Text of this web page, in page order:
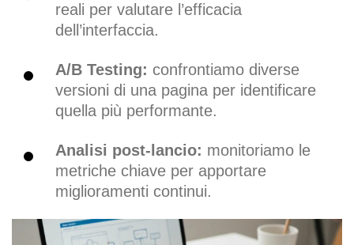
reali per valutare l’efficacia
dell’interfaccia.
A/B Testing: confrontiamo diverse
versioni di una pagina per identificare
quella più performante.
Analisi post-lancio: monitoriamo le
metriche chiave per apportare
miglioramenti continui.